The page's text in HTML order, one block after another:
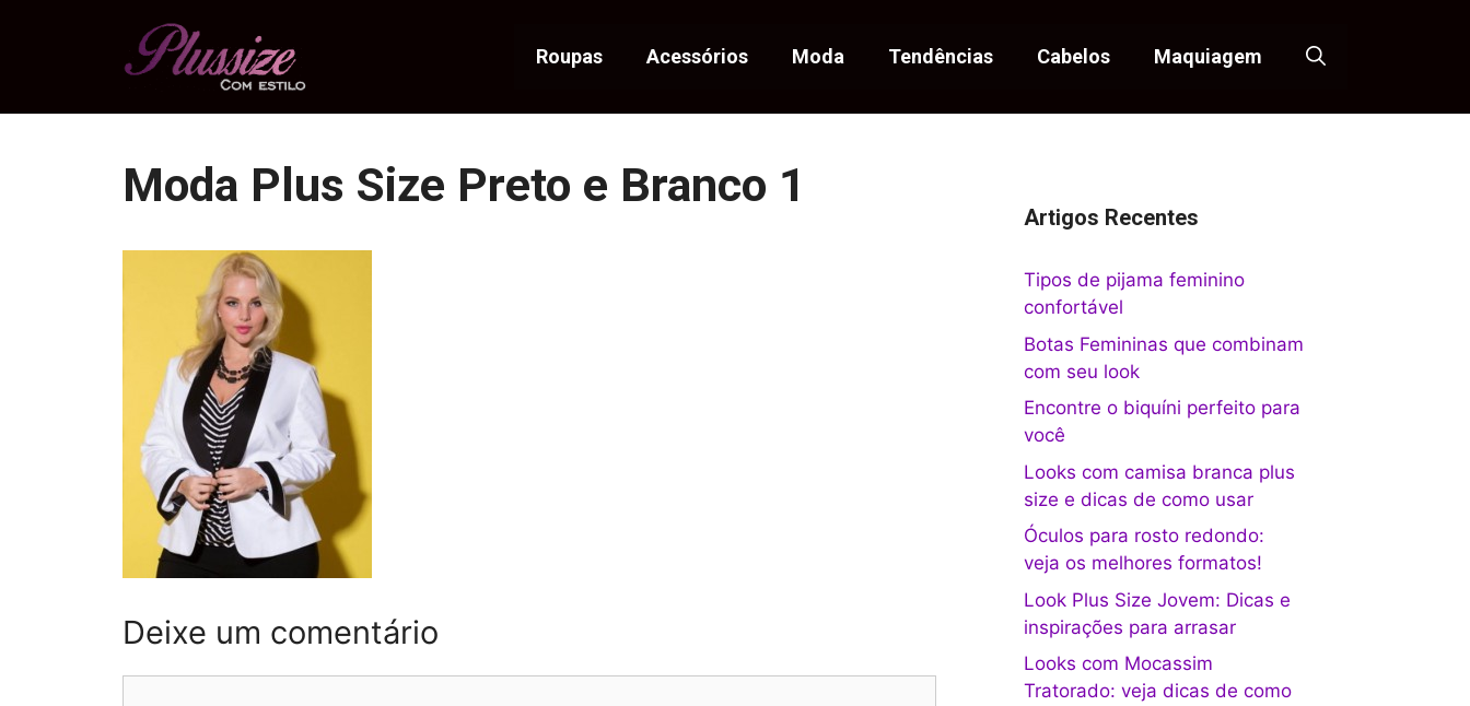
Roupas Acessórios Moda Tendências Cabelos Maquiagem
Moda Plus Size Preto e Branco 1
Deixe um comentário
Artigos Recentes
Tipos de pijama feminino
confortável
Botas Femininas que combinam
com seu look
Encontre o biquíni perfeito para
você
Looks com camisa branca plus
size e dicas de como usar
Óculos para rosto redondo:
veja os melhores formatos!
Look Plus Size Jovem: Dicas e
inspirações para arrasar
Looks com Mocassim
Tratorado: veja dicas de como